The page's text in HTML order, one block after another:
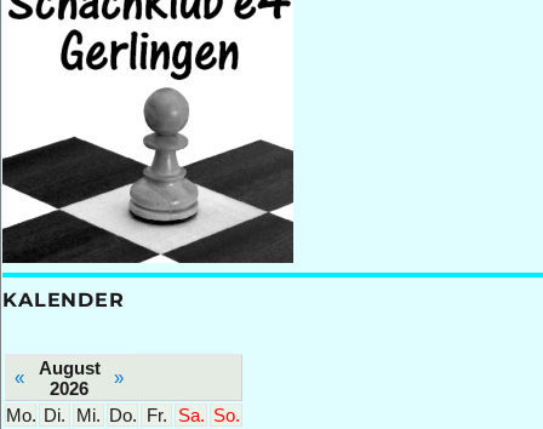
KALENDER
«
August
2026
»
Mo. Di. Mi. Do. Fr. Sa. So.